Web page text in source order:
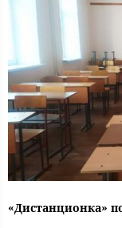
«Дистанционка»